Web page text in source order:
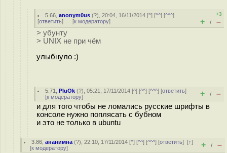
5.66 ,anonym0us (?), 20:04, 16/11/2014 [^] [^^] [^^^]
[ответить] [к модератору]
+3
+ / –
> убунту
> UNIX не при чём
улыбнуло :)
5.71 ,PluOk (?), 05:21, 17/11/2014 [^] [^^] [^^^] [ответить]
[к модератору] + / –
и для того чтобы не ломались русские шрифты в
консоле нужно поплясать с бубном
и это не только в ubuntu
3.86 ,ананимна (?), 22:10, 17/11/2014 [^] [^^] [^^^] [ответить][↑]
[к модератору] + / –